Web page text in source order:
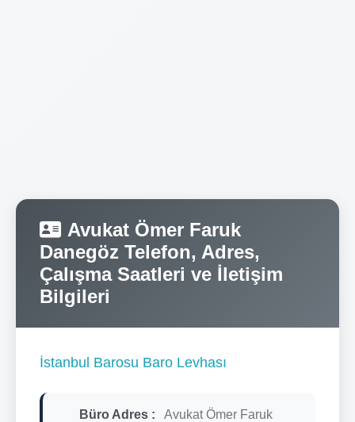
Avukat Ömer Faruk
Danegöz Telefon, Adres,
Çalışma Saatleri ve İletişim
Bilgileri
İstanbul Barosu Baro Levhası
Büro Adres :
Avukat Ömer Faruk